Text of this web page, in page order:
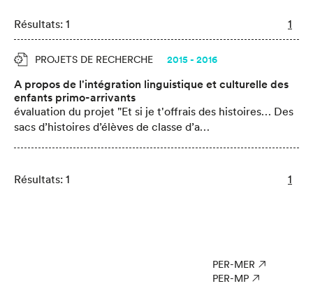
Résultats: 1 1
PROJETS DE RECHERCHE 2015 - 2016
A propos de l'intégration linguistique et culturelle des
enfants primo-arrivants
évaluation du projet "Et si je t'offrais des histoires… Des
sacs d’histoires d’élèves de classe d’a…
Résultats: 1 1
PER-MER
PER-MP